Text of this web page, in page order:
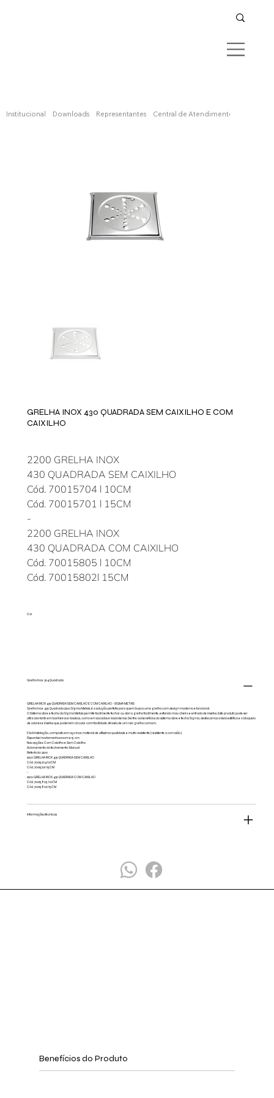
Confira aqui
Institucional Downloads Representantes Central de Atendimento
GRELHA INOX 430 QUADRADA SEM CAIXILHO E COM
CAIXILHO
2200 GRELHA INOX
430 QUADRADA SEM CAIXILHO
Cód. 70015704 l 10CM
Cód. 70015701 l 15CM
-
2200 GRELHA INOX
430 QUADRADA COM CAIXILHO
Cód. 70015805 l 10CM
Cód. 70015802l 15CM
Cor
Grelha Inox 304 Quadrada
GRELHA INOX 430 QUADRADA SEM CAIXILHO E COM CAIXILHO - SIGMA METAIS
Grelha Inox 430 Quadrada 2200 Sigma Metais, é a solução perfeita para quem busca uma grelha com design moderno e funcional.
O Sistema abre e fecha da Sigma Metais permite facilmente fechar ou abri a grelha facilmente, evitando mau cheiro e entrada de insetos. Este produto pode ser
utilizado tanto em banheiros e lavabos, como em sacadas e lavanderias. Dentre os benefícios do sistema abre e fecha Sigma, destacamos a bela estética e o bloqueio
de odores e insetos que poderiam circular com facilidade através de um ralo grelha comum.
Fácil instalação, composto em aço inox material de altíssima qualidade e muito resistente (resistente a corrosão).
Disponível nos tamanhos 10cm e 15 cm
Nas opções: Com Caixilho e Sem Caixilho
Acionamento do fechamento: Manual
Referêcia: 2200
2200 GRELHA INOX 430 QUADRADA SEM CAIXILHO
Cód. 70015704 l 10CM
Cód. 70015701 l 15CM
-
2200 GRELHA INOX 430 QUADRADA COM CAIXILHO
Cód. 70015805 l 10CM
Cód. 70015802 l 15CM
Informações técnicas
Benefícios do Produto